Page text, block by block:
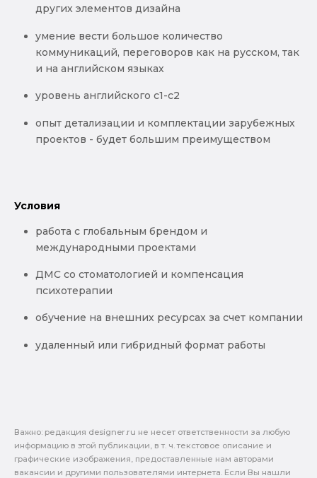
других элементов дизайна
умение вести большое количество
коммуникаций, переговоров как на русском, так
и на английском языках
уровень английского с1-с2
опыт детализации и комплектации зарубежных
проектов - будет большим преимуществом
Условия
работа с глобальным брендом и
международными проектами
ДМС со стоматологией и компенсация
психотерапии
обучение на внешних ресурсах за счет компании
удаленный или гибридный формат работы
Важно: pедакция designer.ru не несет ответственности за любую
информацию в этой публикации, в т. ч. текстовое описание и
графические изображения, предоставленные нам авторами
вакансии и другими пользователями интернета. Если Вы нашли